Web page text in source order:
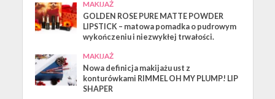
MAKIJAŻ
GOLDEN ROSE PURE MATTE POWDER
LIPSTICK – matowa pomadka o pudrowym
wykończeniu i niezwykłej trwałości.
MAKIJAŻ
Nowa definicja makijażu ust z
konturówkami RIMMEL OH MY PLUMP! LIP
SHAPER